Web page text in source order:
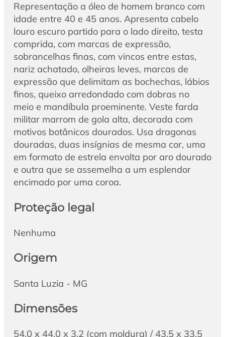
Representação a óleo de homem branco com
idade entre 40 e 45 anos. Apresenta cabelo
louro escuro partido para o lado direito, testa
comprida, com marcas de expressão,
sobrancelhas finas, com vincos entre estas,
nariz achatado, olheiras leves, marcas de
expressão que delimitam as bochechas, lábios
finos, queixo arredondado com dobras no
meio e mandíbula proeminente. Veste farda
militar marrom de gola alta, decorada com
motivos botânicos dourados. Usa dragonas
douradas, duas insígnias de mesma cor, uma
em formato de estrela envolta por aro dourado
e outra que se assemelha a um esplendor
encimado por uma coroa.
Proteção legal
Nenhuma
Origem
Santa Luzia - MG
Dimensões
54,0 x 44,0 x 3,2 (com moldura) / 43,5 x 33,5